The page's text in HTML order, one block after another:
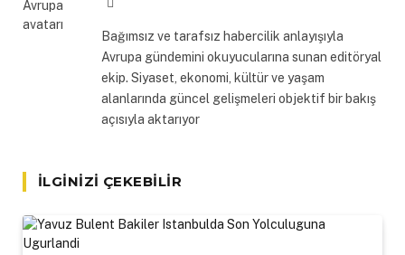
Bağımsız ve tarafsız habercilik anlayışıyla
Avrupa gündemini okuyucularına sunan editöryal
ekip. Siyaset, ekonomi, kültür ve yaşam
alanlarında güncel gelişmeleri objektif bir bakış
açısıyla aktarıyor
İLGINIZI ÇEKEBILIR